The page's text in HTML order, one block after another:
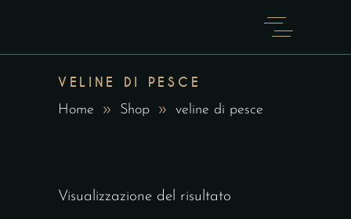
VELINE DI PESCE
Home Shop veline di pesce
Visualizzazione del risultato